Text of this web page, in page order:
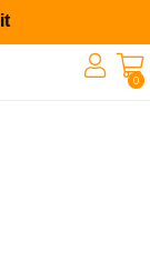
0